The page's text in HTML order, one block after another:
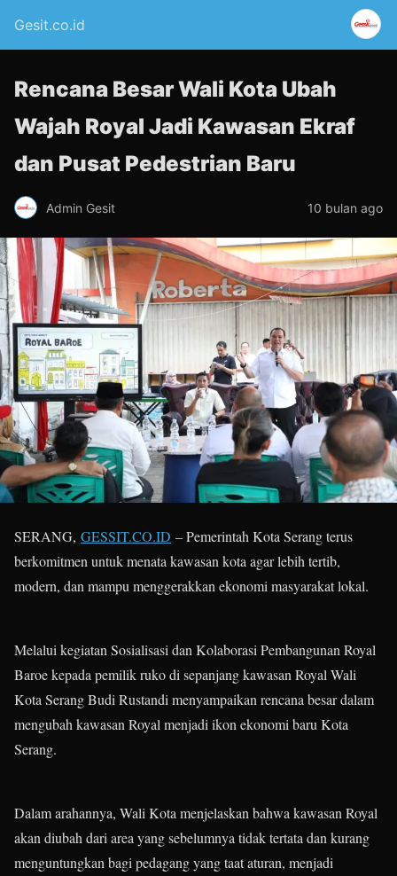
Gesit.co.id
Rencana Besar Wali Kota Ubah
Wajah Royal Jadi Kawasan Ekraf
dan Pusat Pedestrian Baru
Admin Gesit 10 bulan ago
SERANG, GESSIT.CO.ID – Pemerintah Kota Serang terus
berkomitmen untuk menata kawasan kota agar lebih tertib,
modern, dan mampu menggerakkan ekonomi masyarakat lokal.
Melalui kegiatan Sosialisasi dan Kolaborasi Pembangunan Royal
Baroe kepada pemilik ruko di sepanjang kawasan Royal Wali
Kota Serang Budi Rustandi menyampaikan rencana besar dalam
mengubah kawasan Royal menjadi ikon ekonomi baru Kota
Serang.
Dalam arahannya, Wali Kota menjelaskan bahwa kawasan Royal
akan diubah dari area yang sebelumnya tidak tertata dan kurang
menguntungkan bagi pedagang yang taat aturan, menjadi